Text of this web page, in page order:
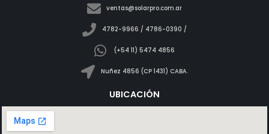
ventas@solarpro.com.ar
4782-9966 / 4786-0390 /
(+54 11) 5474 4856
Nuñez 4856 (CP 1431) CABA.
UBICACIÓN